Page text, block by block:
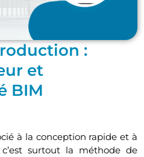
:
et
BIM
à la conception rapide et à
c’est surtout la méthode de